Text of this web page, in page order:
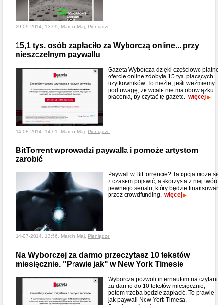
29-09-2014, 13:09, Marcin Maj, Pieniądze
15,1 tys. osób zapłaciło za Wyborczą online... przy
nieszczelnym paywallu
Gazeta Wyborcza dzięki częściowo
ofercie online zdobyła 15 tys. płacących
użytkowników. To nieźle, jeśli weźmiemy
pod uwagę, że wcale nie ma obowiązku
płacenia, by czytać tę gazetę. więcej
14-08-2014, 14:01, Marcin Maj, Pieniądze
BitTorrent wprowadzi paywalla i pomoże artystom
zarobić
Paywall w BitTorrencie? Ta opcja może
z czasem pojawić, a skorzysta z niej
pewnego serialu, który będzie
przez crowdfunding. więcej
14-07-2014, 13:56, Marcin Maj, Pieniądze
Na Wyborczej za darmo przeczytasz 10 tekstów
miesięcznie. "Prawie jak" w New York Timesie
Wyborcza pozwoli internautom na
za darmo do 10 tekstów miesięcznie,
potem trzeba będzie zapłacić. To prawie
jak paywall New York Timesa.